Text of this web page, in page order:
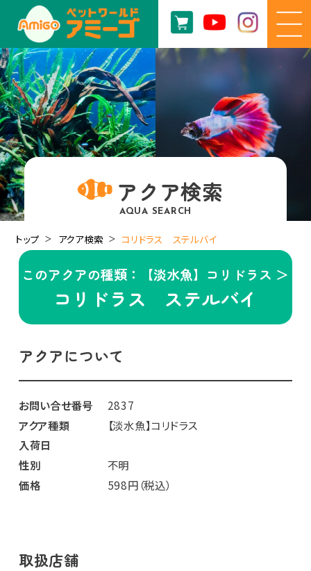
アクア検索
AQUA SEARCH
トップ アクア検索 コリドラス ステルバイ
このアクアの種類：【淡水魚】コリドラス ＞
コリドラス ステルバイ
アクアについて
お問い合せ番号
2837
アクア種類
【淡水魚】コリドラス
入荷日
性別
不明
価格
598円（税込）
取扱店舗